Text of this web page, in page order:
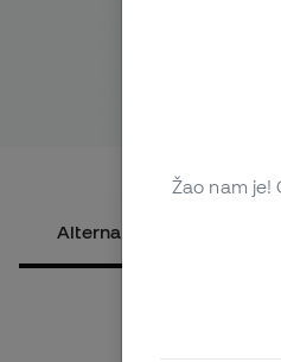
Alternativni proizvodi
Žao nam je!